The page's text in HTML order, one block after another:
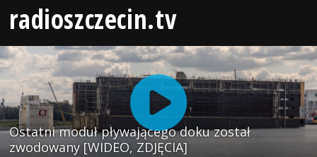
radioszczecin.tv
Ostatni moduł pływającego doku został
zwodowany [WIDEO, ZDJĘCIA]